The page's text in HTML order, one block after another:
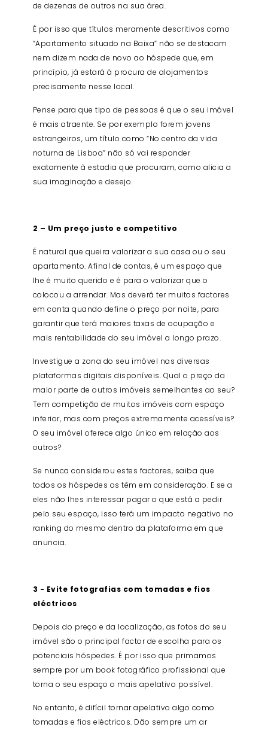
de dezenas de outros na sua área.
É por isso que títulos meramente descritivos como
“Apartamento situado na Baixa” não se destacam
nem dizem nada de novo ao hóspede que, em
princípio, já estará à procura de alojamentos
precisamente nesse local.
Pense para que tipo de pessoas é que o seu imóvel
é mais atraente. Se por exemplo forem jovens
estrangeiros, um título como “No centro da vida
noturna de Lisboa” não só vai responder
exatamente à estadia que procuram, como alicia a
sua imaginação e desejo.
2 – Um preço justo e competitivo
É natural que queira valorizar a sua casa ou o seu
apartamento. Afinal de contas, é um espaço que
lhe é muito querido e é para o valorizar que o
colocou a arrendar. Mas deverá ter muitos factores
em conta quando define o preço por noite, para
garantir que terá maiores taxas de ocupação e
mais rentabilidade do seu imóvel a longo prazo.
Investigue a zona do seu imóvel nas diversas
plataformas digitais disponíveis. Qual o preço da
maior parte de outros imóveis semelhantes ao seu?
Tem competição de muitos imóveis com espaço
inferior, mas com preços extremamente acessíveis?
O seu imóvel oferece algo único em relação aos
outros?
Se nunca considerou estes factores, saiba que
todos os hóspedes os têm em consideração. E se a
eles não lhes interessar pagar o que está a pedir
pelo seu espaço, isso terá um impacto negativo no
ranking do mesmo dentro da plataforma em que
anuncia.
3 - Evite fotografias com tomadas e fios
eléctricos
Depois do preço e da localização, as fotos do seu
imóvel são o principal factor de escolha para os
potenciais hóspedes. É por isso que primamos
sempre por um book fotográfico profissional que
torna o seu espaço o mais apelativo possível.
No entanto, é difícil tornar apelativo algo como
tomadas e fios eléctricos. Dão sempre um ar